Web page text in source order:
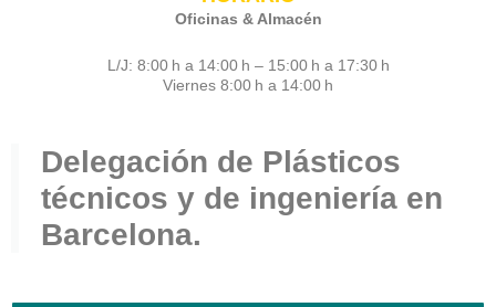
Oficinas & Almacén
L/J: 8:00 h a 14:00 h – 15:00 h a 17:30 h
Viernes 8:00 h a 14:00 h
Delegación de Plásticos
técnicos y de ingeniería en
Barcelona.